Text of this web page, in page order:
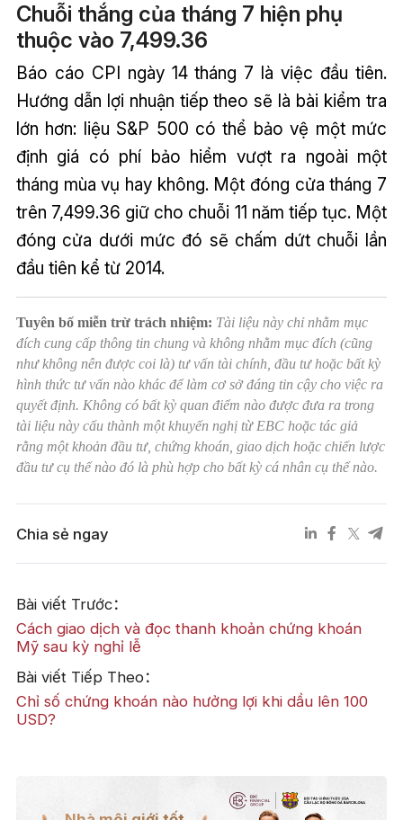
Chuỗi thắng của tháng 7 hiện phụ
thuộc vào 7,499.36
Báo cáo CPI ngày 14 tháng 7 là việc đầu tiên.
Hướng dẫn lợi nhuận tiếp theo sẽ là bài kiểm tra
lớn hơn: liệu S&P 500 có thể bảo vệ một mức
định giá có phí bảo hiểm vượt ra ngoài một
tháng mùa vụ hay không. Một đóng cửa tháng 7
trên 7,499.36 giữ cho chuỗi 11 năm tiếp tục. Một
đóng cửa dưới mức đó sẽ chấm dứt chuỗi lần
đầu tiên kể từ 2014.
Tuyên bố miễn trừ trách nhiệm: Tài liệu này chỉ nhằm mục
đích cung cấp thông tin chung và không nhằm mục đích (cũng
như không nên được coi là) tư vấn tài chính, đầu tư hoặc bất kỳ
hình thức tư vấn nào khác để làm cơ sở đáng tin cậy cho việc ra
quyết định. Không có bất kỳ quan điểm nào được đưa ra trong
tài liệu này cấu thành một khuyến nghị từ EBC hoặc tác giả
rằng một khoản đầu tư, chứng khoán, giao dịch hoặc chiến lược
đầu tư cụ thể nào đó là phù hợp cho bất kỳ cá nhân cụ thể nào.
Chia sẻ ngay
Bài viết Trước：
Cách giao dịch và đọc thanh khoản chứng khoán
Mỹ sau kỳ nghỉ lễ
Bài viết Tiếp Theo：
Chỉ số chứng khoán nào hưởng lợi khi dầu lên 100
USD?